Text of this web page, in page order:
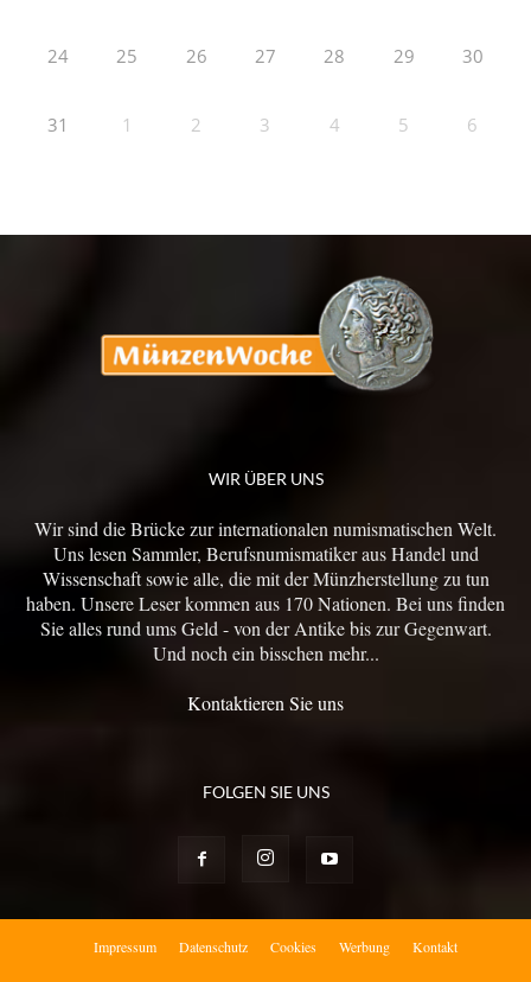
24 25 26 27 28 29 30
31 1 2 3 4 5 6
WIR ÜBER UNS
Wir sind die Brücke zur internationalen numismatischen Welt.
Uns lesen Sammler, Berufsnumismatiker aus Handel und
Wissenschaft sowie alle, die mit der Münzherstellung zu tun
haben. Unsere Leser kommen aus 170 Nationen. Bei uns finden
Sie alles rund ums Geld - von der Antike bis zur Gegenwart.
Und noch ein bisschen mehr...
Kontaktieren Sie uns
FOLGEN SIE UNS
Impressum Datenschutz Cookies Werbung Kontakt